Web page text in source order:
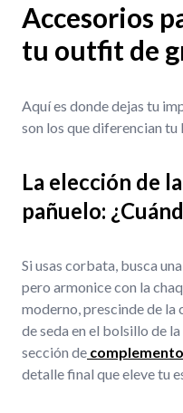
Accesorios
tu outfit de
Aquí es donde dejas tu
son los que diferencian
La elección de
pañuelo:
Si usas corbata, busca
pero armonice con la
moderno, prescinde de la
de seda en el bolsillo de
sección de
detalle final que eleve tu